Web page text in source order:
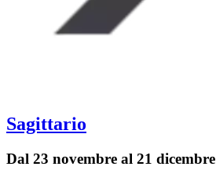
Sagittario
Dal 23 novembre al 21 dicembre